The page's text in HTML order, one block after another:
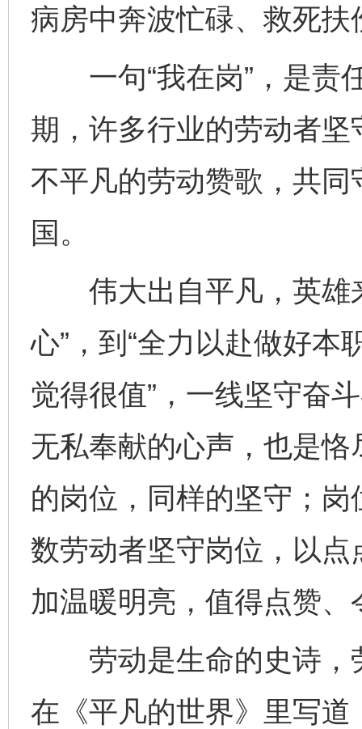
病房中奔波忙碌、救死
一句“我在岗”，是责
期，许多行业的劳动者
不平凡的劳动赞歌，共
国。
伟大出自平凡，英雄
心”，到“全力以赴做好本
觉得很值”，一线坚守奋
无私奉献的心声，也是
的岗位，同样的坚守；
数劳动者坚守岗位，以
加温暖明亮，值得点赞、
劳动是生命的史诗，
在《平凡的世界》里写道